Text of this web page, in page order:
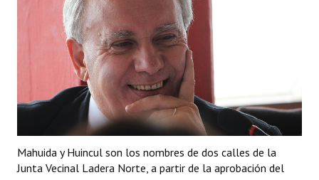
Mahuida y Huincul son los nombres de dos calles de la
Junta Vecinal Ladera Norte, a partir de la aprobación del